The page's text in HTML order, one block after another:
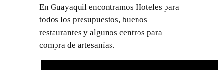
En Guayaquil encontramos Hoteles para
todos los presupuestos, buenos
restaurantes y algunos centros para
compra de artesanías.